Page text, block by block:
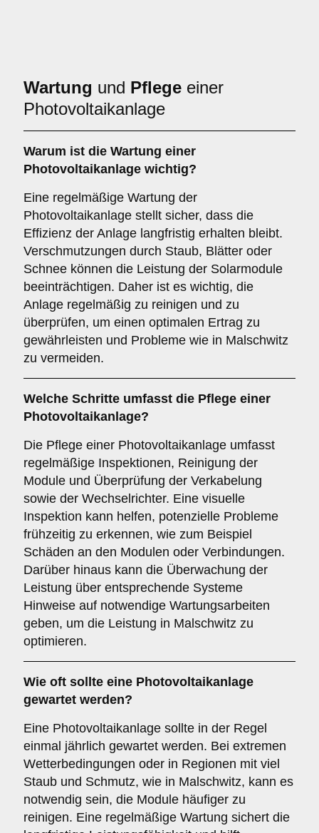
Wartung und Pflege einer
Photovoltaikanlage
Warum ist die Wartung einer
Photovoltaikanlage wichtig?
Eine regelmäßige Wartung der
Photovoltaikanlage stellt sicher, dass die
Effizienz der Anlage langfristig erhalten bleibt.
Verschmutzungen durch Staub, Blätter oder
Schnee können die Leistung der Solarmodule
beeinträchtigen. Daher ist es wichtig, die
Anlage regelmäßig zu reinigen und zu
überprüfen, um einen optimalen Ertrag zu
gewährleisten und Probleme wie in Malschwitz
zu vermeiden.
Welche Schritte umfasst die Pflege einer
Photovoltaikanlage?
Die Pflege einer Photovoltaikanlage umfasst
regelmäßige Inspektionen, Reinigung der
Module und Überprüfung der Verkabelung
sowie der Wechselrichter. Eine visuelle
Inspektion kann helfen, potenzielle Probleme
frühzeitig zu erkennen, wie zum Beispiel
Schäden an den Modulen oder Verbindungen.
Darüber hinaus kann die Überwachung der
Leistung über entsprechende Systeme
Hinweise auf notwendige Wartungsarbeiten
geben, um die Leistung in Malschwitz zu
optimieren.
Wie oft sollte eine Photovoltaikanlage
gewartet werden?
Eine Photovoltaikanlage sollte in der Regel
einmal jährlich gewartet werden. Bei extremen
Wetterbedingungen oder in Regionen mit viel
Staub und Schmutz, wie in Malschwitz, kann es
notwendig sein, die Module häufiger zu
reinigen. Eine regelmäßige Wartung sichert die